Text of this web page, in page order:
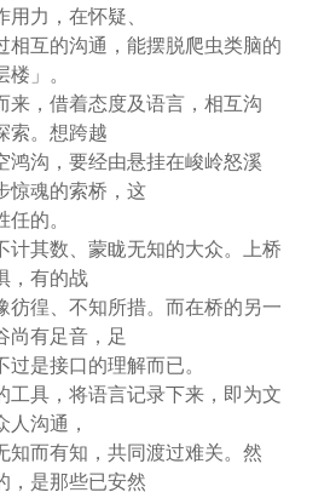
力，在怀疑、
相互的沟通，能摆脱爬虫类脑的
」。
来，借着态度及语言，相互沟
索。想跨越
鸿沟，要经由悬挂在峻岭怒溪
惊魂的索桥，这
的。
计其数、蒙眬无知的大众。上桥
，有的战
彷徨、不知所措。而在桥的另一
尚有足音，足
是接口的理解而已。
工具，将语言记录下来，即为文
沟通，
知而有知，共同渡过难关。然
，是那些已安然